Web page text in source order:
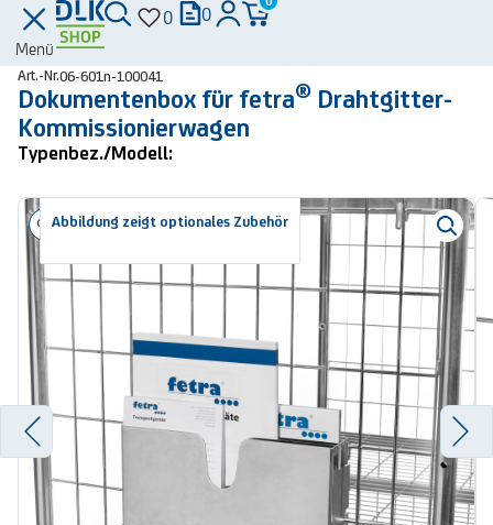
Menü
0 0
Art.-Nr.06-601n-100041
Dokumentenbox für fetra® Drahtgitter-
Kommissionierwagen
Typenbez./Modell:
Abbildung zeigt optionales Zubehör